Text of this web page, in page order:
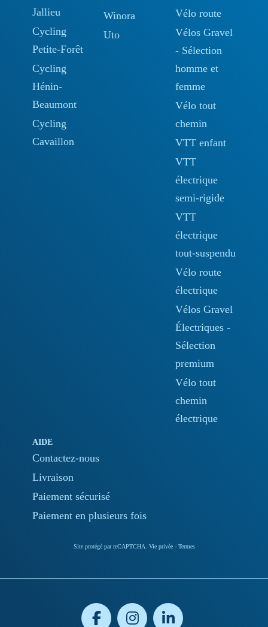
Jallieu
Cycling
Petite-Forêt
Cycling
Hénin-
Beaumont
Cycling
Cavaillon
Winora
Uto
Vélo route
Vélos Gravel
- Sélection
homme et
femme
Vélo tout
chemin
VTT enfant
VTT
électrique
semi-rigide
VTT
électrique
tout-suspendu
Vélo route
électrique
Vélos Gravel
Électriques -
Sélection
premium
Vélo tout
chemin
électrique
AIDE
Contactez-nous
Livraison
Paiement sécurisé
Paiement en plusieurs fois
Site protégé par reCAPTCHA. Vie privée- Termes